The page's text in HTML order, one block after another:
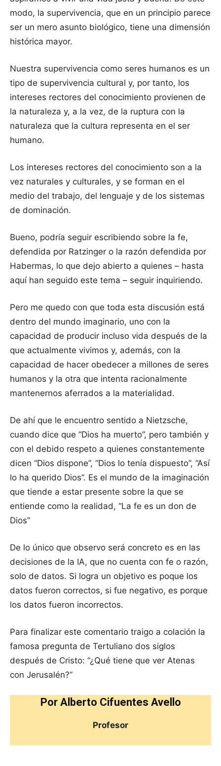
modo, la supervivencia, que en un principio parece
ser un mero asunto biológico, tiene una dimensión
histórica mayor.
Nuestra supervivencia como seres humanos es un
tipo de supervivencia cultural y, por tanto, los
intereses rectores del conocimiento provienen de
la naturaleza y, a la vez, de la ruptura con la
naturaleza que la cultura representa en el ser
humano.
Los intereses rectores del conocimiento son a la
vez naturales y culturales, y se forman en el
medio del trabajo, del lenguaje y de los sistemas
de dominación.
Bueno, podría seguir escribiendo sobre la fe,
defendida por Ratzinger o la razón defendida por
Habermas, lo que dejo abierto a quienes – hasta
aquí han seguido este tema – seguir inquiriendo.
Pero me quedo con que toda esta discusión está
dentro del mundo imaginario, uno con la
capacidad de producir incluso vida después de la
que actualmente vivimos y, además, con la
capacidad de hacer obedecer a millones de seres
humanos y la otra que intenta racionalmente
mantenernos aferrados a la materialidad.
De ahí que le encuentro sentido a Nietzsche,
cuando dice que “Dios ha muerto”, pero también y
con el debido respeto a quienes constantemente
dicen “Dios dispone”, “Dios lo tenía dispuesto”, “Así
lo ha querido Dios”. Es el mundo de la imaginación
que tiende a estar presente sobre la que se
entiende como la realidad, “La fe es un don de
Dios”
De lo único que observo será concreto es en las
decisiones de la IA, que no cuenta con fe o razón,
solo de datos. Si logra un objetivo es poque los
datos fueron correctos, si fue negativo, es porque
los datos fueron incorrectos.
Para finalizar este comentario traigo a colación la
famosa pregunta de Tertuliano dos siglos
después de Cristo: “¿Qué tiene que ver Atenas
con Jerusalén?”
Por Alberto Cifuentes Avello
Profesor